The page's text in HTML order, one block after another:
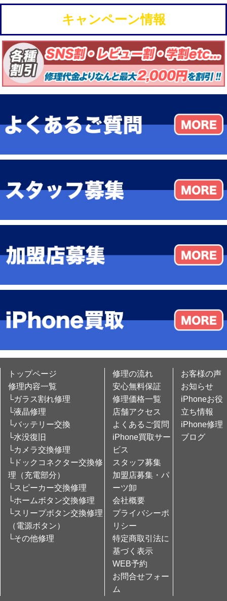
キャンペーン情報
トップページ
修理内容一覧
└ガラス割れ修理
└液晶修理
└バッテリー交換
└水没復旧
└カメラ交換修理
└ドックコネクター交換修
理（充電部分）
└スピーカー交換修理
└ホームボタン交換修理
└スリープボタン交換修理
（電源ボタン）
└その他修理
修理の流れ
安心無料保証
修理価格一覧
店舗アクセス
よくあるご質問
iPhone買取サー
ビス
スタッフ募集
加盟店募集・パ
ーツ卸
会社概要
プライバシーポ
リシー
特定商取引法に
基づく表示
WEB予約
お問合せフォー
ム
お客様の声
お知らせ
iPhoneお役
立ち情報
iPhone修理
ブログ